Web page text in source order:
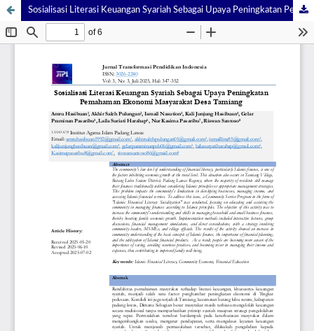
Sosialisasi Literasi Keuangan Syariah Sebagai Upaya Peningkatan Pemahaman Ekonomi Masyarakat Desa Tamiang